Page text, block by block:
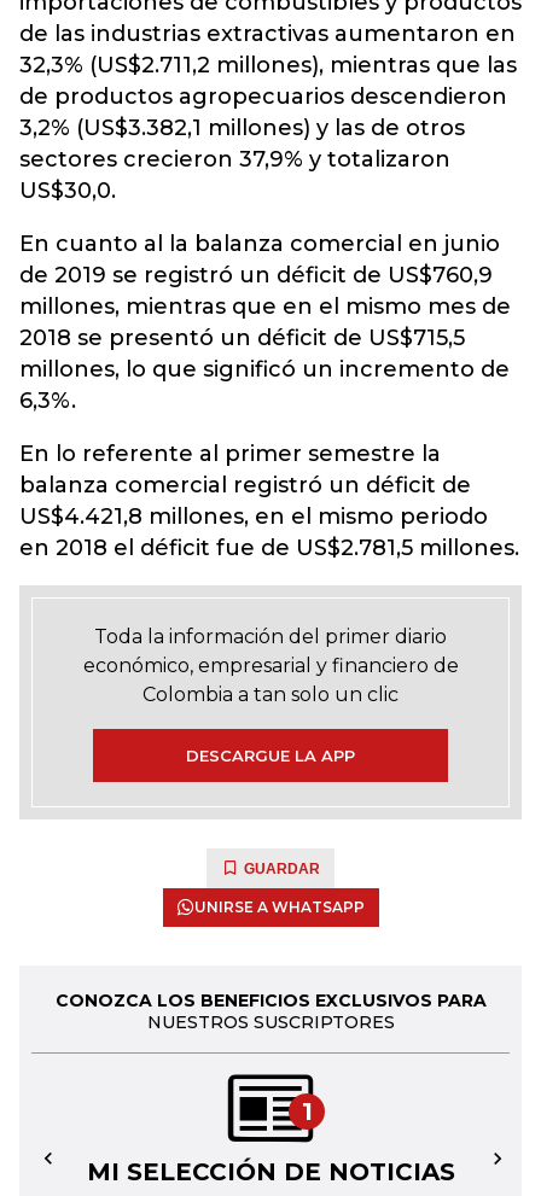
de las industrias extractivas aumentaron en
32,3% (US$2.711,2 millones), mientras que las
de productos agropecuarios descendieron
3,2% (US$3.382,1 millones) y las de otros
sectores crecieron 37,9% y totalizaron
US$30,0.
En cuanto al la balanza comercial en junio
de 2019 se registró un déficit de US$760,9
millones, mientras que en el mismo mes de
2018 se presentó un déficit de US$715,5
millones, lo que significó un incremento de
6,3%.
En lo referente al primer semestre la
balanza comercial registró un déficit de
US$4.421,8 millones, en el mismo periodo
en 2018 el déficit fue de US$2.781,5 millones.
Toda la información del primer diario
económico, empresarial y financiero de
Colombia a tan solo un clic
DESCARGUE LA APP
GUARDAR
UNIRSE A WHATSAPP
CONOZCA LOS BENEFICIOS EXCLUSIVOS PARA
NUESTROS SUSCRIPTORES
1
MI SELECCIÓN DE NOTICIAS
← →